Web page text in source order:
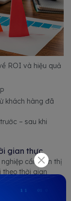
ROI và hiệu quả
khách hàng đã
– sau khi
gian thực
cần hiển thị
theo thời gian
nghiệp có thể